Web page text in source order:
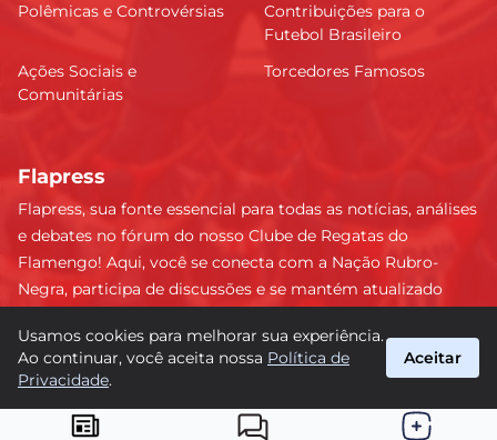
Polêmicas e Controvérsias
Contribuições para o
Futebol Brasileiro
Ações Sociais e
Comunitárias
Torcedores Famosos
Flapress
Flapress, sua fonte essencial para todas as notícias, análises
e debates no fórum do nosso Clube de Regatas do
Flamengo! Aqui, você se conecta com a Nação Rubro-
Negra, participa de discussões e se mantém atualizado
lance e esteja sempre à frente, junto da torcida mais
apaixonada do Brasil! #Flamengo #Flapress
Usamos cookies para melhorar sua experiência.
Ao continuar, você aceita nossa Política de
Privacidade.
Aceitar